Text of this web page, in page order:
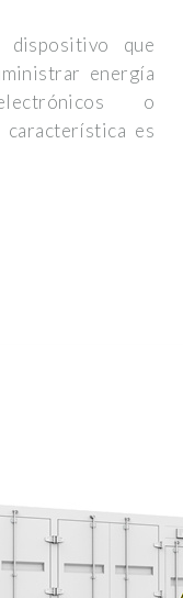
dispositivo que
energía
o
característica es